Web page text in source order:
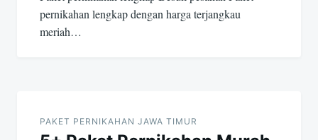
pernikahan lengkap dengan harga terjangkau
meriah…
PAKET PERNIKAHAN JAWA TIMUR